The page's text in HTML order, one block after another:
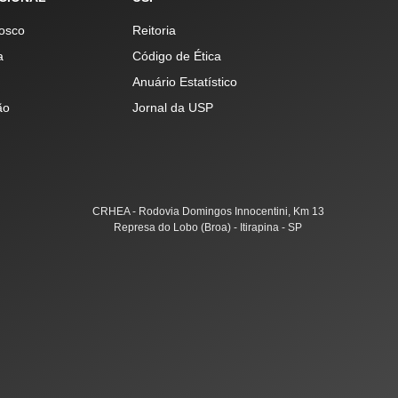
Reitoria
Código de Ética
Anuário Estatístico
Jornal da USP
CRHEA - Rodovia Domingos Innocentini, Km 13
Represa do Lobo (Broa) - Itirapina - SP